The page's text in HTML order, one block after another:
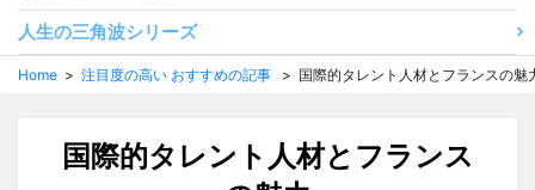
人生の三角波シリーズ
Home > 注目度の高い おすすめの記事 > 国際的タレント人材とフランスの魅
国際的タレント人材とフランス